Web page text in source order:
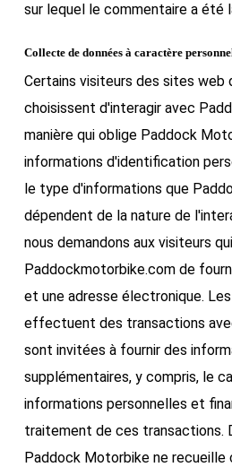
sur lequel le commentaire a été
Collecte de données à caractère
Certains visiteurs des sites
choisissent d'interagir avec
manière qui oblige Paddock
informations d'identification
le type d'informations que
dépendent de la nature de
nous demandons aux visiteurs
Paddockmotorbike.com de
et une adresse électronique.
effectuent des transactions
sont invitées à fournir des
supplémentaires, y compris, le
informations personnelles et
traitement de ces transactions.
Paddock Motorbike ne recueille